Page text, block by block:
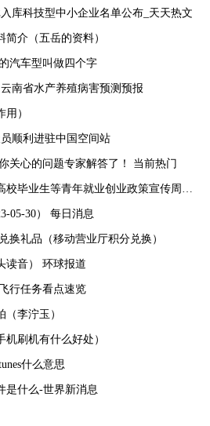
库科技型中小企业名单公布_天天热文
介（五岳的资料）
汽车型叫做四个字
云南省水产养殖病害预测预报
）
顺利进驻中国空间站
关心的问题专家解答了！ 当前热门
毕业生等青年就业创业政策宣传周活动
05-30） 每日消息
换礼品（移动营业厅积分兑换）
读音） 环球报道
行任务看点速览
李泞玉）
刷机有什么好处）
什么意思
是什么-世界新消息